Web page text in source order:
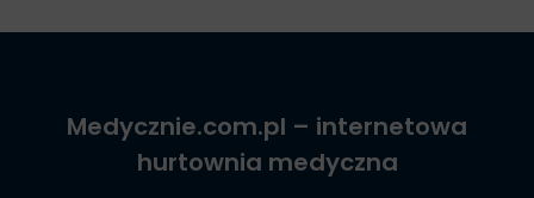
Medycznie.com.pl – internetowa
hurtownia medyczna